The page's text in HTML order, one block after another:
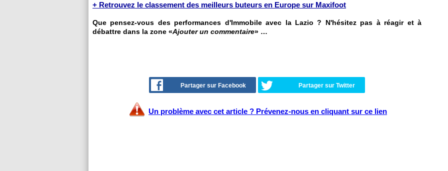
+ Retrouvez le classement des meilleurs buteurs en Europe sur Maxifoot
Que pensez-vous des performances d'Immobile avec la Lazio ? N'hésitez pas à réagir et à
débattre dans la zone «Ajouter un commentaire» …
Partager sur Facebook Partager sur Twitter
Un problème avec cet article ? Prévenez-nous en cliquant sur ce lien